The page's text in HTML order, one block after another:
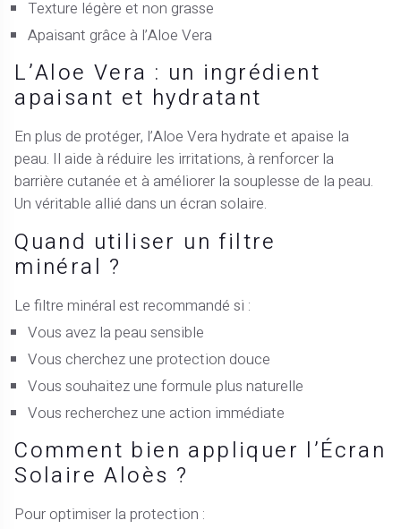
Texture légère et non grasse
Apaisant grâce à l’Aloe Vera
L’Aloe Vera : un ingrédient
apaisant et hydratant
En plus de protéger, l’Aloe Vera hydrate et apaise la
peau. Il aide à réduire les irritations, à renforcer la
barrière cutanée et à améliorer la souplesse de la peau.
Un véritable allié dans un écran solaire.
Quand utiliser un filtre
minéral ?
Le filtre minéral est recommandé si :
Vous avez la peau sensible
Vous cherchez une protection douce
Vous souhaitez une formule plus naturelle
Vous recherchez une action immédiate
Comment bien appliquer l’Écran
Solaire Aloès ?
Pour optimiser la protection :